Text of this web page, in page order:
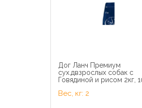
Дог Ланч Премиум
сух.двзрослых собак с
Говядиной и рисом 2кг,
Вес, кг: 2